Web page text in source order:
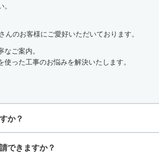
んのお客様にご愛好いただいております。
なご案内。
った工事のお悩みを解決いたします。
か？
できますか？